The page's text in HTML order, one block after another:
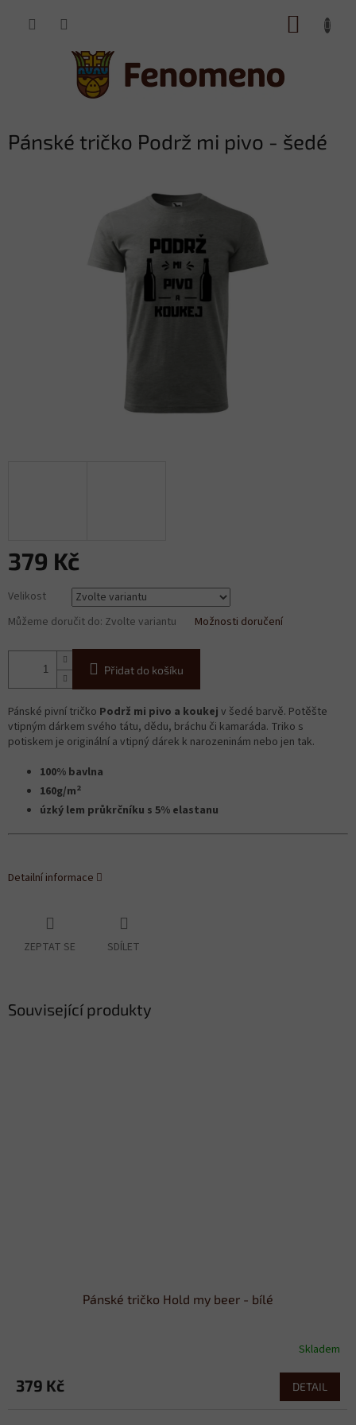
Pánské tričko Podrž mi pivo - šedé
379 Kč
cena:
Velikost
Můžeme doručit do: Zvolte variantu Možnosti doručení
Přidat do košíku
Pánské pivní tričko Podrž mi pivo a koukej v šedé barvě. Potěšte
vtipným dárkem svého tátu, dědu, bráchu či kamaráda. Triko s
potiskem je originální a vtipný dárek k narozeninám nebo jen tak.
100% bavlna
160g/m2
úzký lem průkrčníku s 5% elastanu
Detailní informace
ZEPTAT SE SDÍLET
Související produkty
Pánské tričko Hold my beer - bílé
Skladem
379 Kč DETAIL